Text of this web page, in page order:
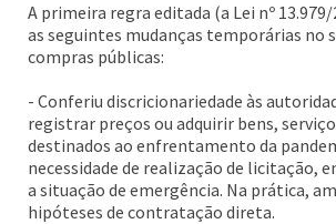
A primeira regra editada (a Lei nº
as seguintes mudanças temporárias no
compras públicas:
- Conferiu discricionariedade às
registrar preços ou adquirir bens,
destinados ao enfrentamento da
necessidade de realização de licitação,
a situação de emergência. Na prática,
hipóteses de contratação direta.